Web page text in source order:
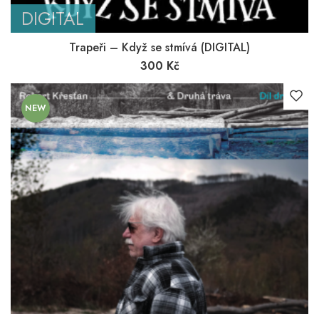
DIGITAL
Trapeři – Když se stmívá (DIGITAL)
300 Kč
NEW